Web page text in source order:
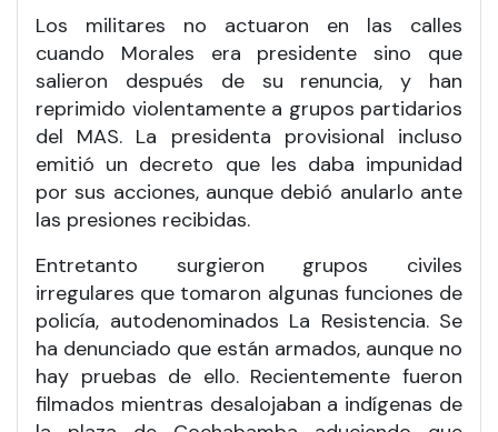
Los militares no actuaron en las calles
cuando Morales era presidente sino que
salieron después de su renuncia, y han
reprimido violentamente a grupos partidarios
del MAS. La presidenta provisional incluso
emitió un decreto que les daba impunidad
por sus acciones, aunque debió anularlo ante
las presiones recibidas.
Entretanto surgieron grupos civiles
irregulares que tomaron algunas funciones de
policía, autodenominados La Resistencia. Se
ha denunciado que están armados, aunque no
hay pruebas de ello. Recientemente fueron
filmados mientras desalojaban a indígenas de